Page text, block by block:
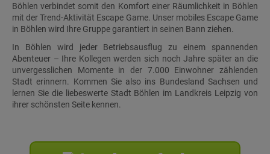
Böhlen verbindet somit den Komfort einer Räumlichkeit in Böhlen
mit der Trend-Aktivität Escape Game. Unser mobiles Escape Game
in Böhlen wird Ihre Gruppe garantiert in seinen Bann ziehen.
In Böhlen wird jeder Betriebsausflug zu einem spannenden
Abenteuer – Ihre Kollegen werden sich noch Jahre später an die
unvergesslichen Momente in der 7.000 Einwohner zählenden
Stadt erinnern. Kommen Sie also ins Bundesland Sachsen und
lernen Sie die liebeswerte Stadt Böhlen im Landkreis Leipzig von
ihrer schönsten Seite kennen.